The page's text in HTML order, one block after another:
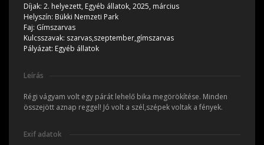
Díjak: 2. helyezett, Egyéb állatok, 2025, március
Helyszín: Bükki Nemzeti Park
Faj: Gímszarvas
Kulcsszavak: szarvas,szeptember,gímszarvas
Pályázat: Egyéb állatok
Leírás
Régi vágyam volt egy párát lehelő bika megörökítése. Minden
összejött aznap reggel! Jó volt a szél,szépek voltak a fények.
Exif adatok